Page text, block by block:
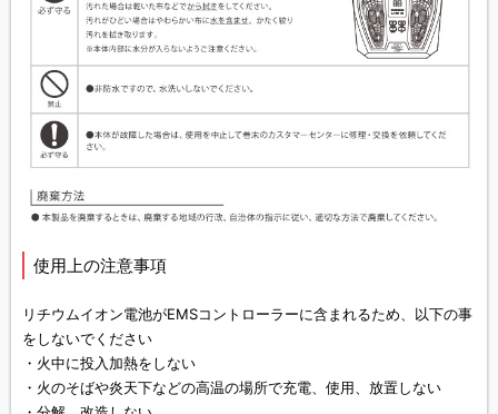
使用上の注意事項
リチウムイオン電池がEMSコントローラーに含まれるため、以下の事
をしないでください
・火中に投入加熱をしない
・火のそばや炎天下などの高温の場所で充電、使用、放置しない